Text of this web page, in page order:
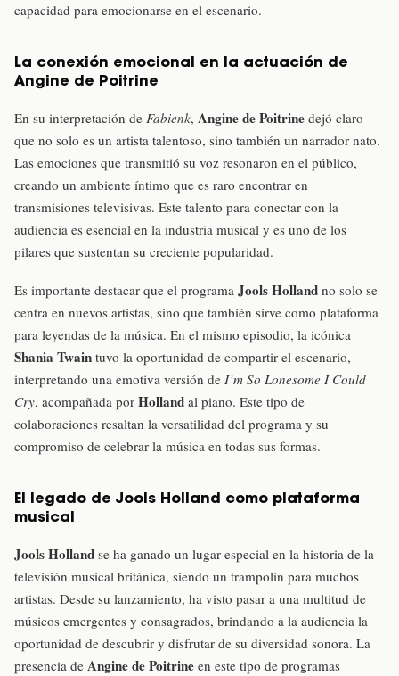
capacidad para emocionarse en el escenario.
La conexión emocional en la actuación de
Angine de Poitrine
En su interpretación de Fabienk, Angine de Poitrine dejó claro
que no solo es un artista talentoso, sino también un narrador nato.
Las emociones que transmitió su voz resonaron en el público,
creando un ambiente íntimo que es raro encontrar en
transmisiones televisivas. Este talento para conectar con la
audiencia es esencial en la industria musical y es uno de los
pilares que sustentan su creciente popularidad.
Es importante destacar que el programa Jools Holland no solo se
centra en nuevos artistas, sino que también sirve como plataforma
para leyendas de la música. En el mismo episodio, la icónica
Shania Twain tuvo la oportunidad de compartir el escenario,
interpretando una emotiva versión de I’m So Lonesome I Could
Cry, acompañada por Holland al piano. Este tipo de
colaboraciones resaltan la versatilidad del programa y su
compromiso de celebrar la música en todas sus formas.
El legado de Jools Holland como plataforma
musical
Jools Holland se ha ganado un lugar especial en la historia de la
televisión musical británica, siendo un trampolín para muchos
artistas. Desde su lanzamiento, ha visto pasar a una multitud de
músicos emergentes y consagrados, brindando a la audiencia la
oportunidad de descubrir y disfrutar de su diversidad sonora. La
presencia de Angine de Poitrine en este tipo de programas